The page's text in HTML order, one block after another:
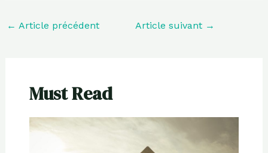
← Article précédent Article suivant →
Must Read